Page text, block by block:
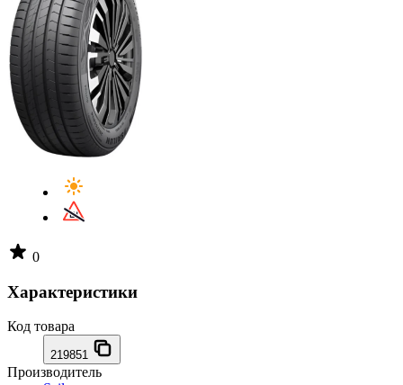
0
Характеристики
Код товара
219851
Производитель